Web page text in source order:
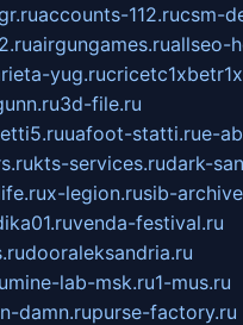
accounts-112.rucsm-
airgungames.ruallseo-
yug.ru
3d-file.ru
uafoot-statti.rue-
kts-services.rudark-
x-legion.rusib-
venda-festival.ru
dooraleksandria.ru
mine-lab-msk.ru1-mus.ru
damn.rupurse-factory.ru